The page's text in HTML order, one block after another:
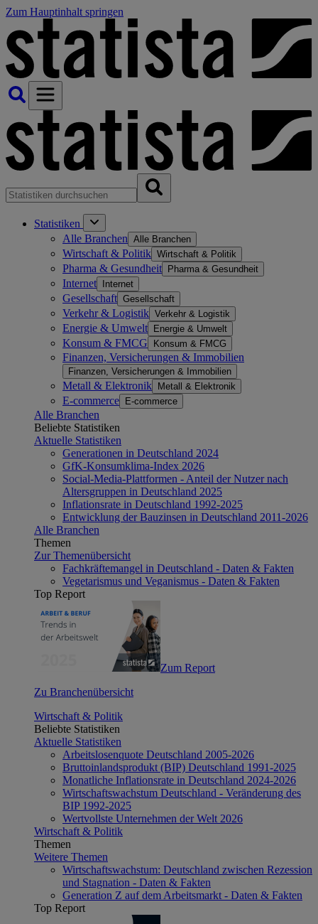
Zum Hauptinhalt springen
Statistiken
Alle Branchen Alle Branchen
Wirtschaft & Politik Wirtschaft & Politik
Pharma & Gesundheit Pharma & Gesundheit
Internet Internet
Gesellschaft Gesellschaft
Verkehr & Logistik Verkehr & Logistik
Energie & Umwelt Energie & Umwelt
Konsum & FMCG Konsum & FMCG
Finanzen, Versicherungen & Immobilien
Finanzen, Versicherungen & Immobilien
Metall & Elektronik Metall & Elektronik
E-commerce E-commerce
Alle Branchen
Beliebte Statistiken
Aktuelle Statistiken
Generationen in Deutschland 2024
GfK-Konsumklima-Index 2026
Social-Media-Plattformen - Anteil der Nutzer nach
Altersgruppen in Deutschland 2025
Inflationsrate in Deutschland 1992-2025
Entwicklung der Bauzinsen in Deutschland 2011-2026
Alle Branchen
Themen
Zur Themenübersicht
Fachkräftemangel in Deutschland - Daten & Fakten
Vegetarismus und Veganismus - Daten & Fakten
Top Report
Zum Report
Zu Branchenübersicht
Wirtschaft & Politik
Beliebte Statistiken
Aktuelle Statistiken
Arbeitslosenquote Deutschland 2005-2026
Bruttoinlandsprodukt (BIP) Deutschland 1991-2025
Monatliche Inflationsrate in Deutschland 2024-2026
Wirtschaftswachstum Deutschland - Veränderung des
BIP 1992-2025
Wertvollste Unternehmen der Welt 2026
Wirtschaft & Politik
Themen
Weitere Themen
Wirtschaftswachstum: Deutschland zwischen Rezession
und Stagnation - Daten & Fakten
Generation Z auf dem Arbeitsmarkt - Daten & Fakten
Top Report